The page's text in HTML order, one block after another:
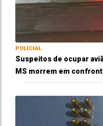
POLICIAL
Suspeitos de ocupar
MS morrem em